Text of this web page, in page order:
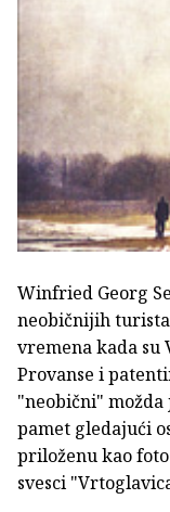
Winfried Georg
neobičnijih
vremena kada su
Provanse i
"neobični"
pamet gledajući
priloženu kao
svesci